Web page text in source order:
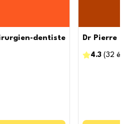
dentiste Dr Pierre
4.3 (32